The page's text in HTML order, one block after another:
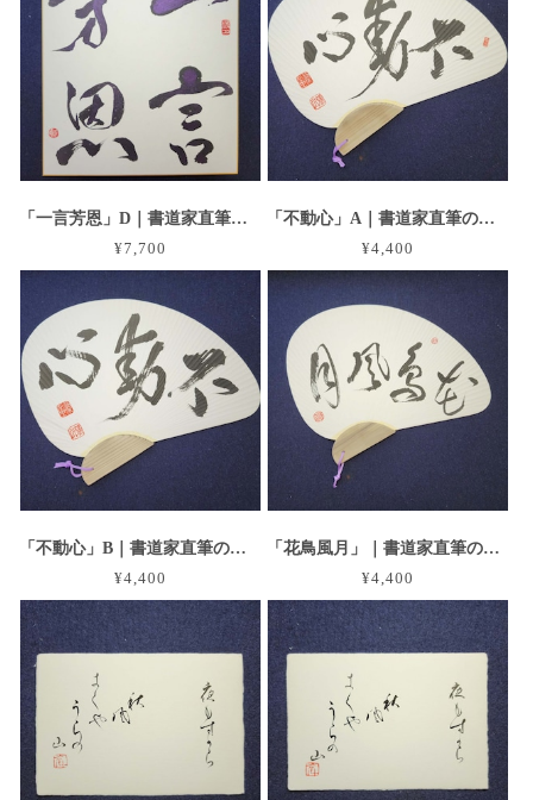
「一言芳恩」D｜書道家直筆の大色紙作品
¥7,700
「不動心」A｜書道家直筆の団扇・うちわ作品
¥4,400
「不動心」B｜書道家直筆の団扇・うちわ作品
¥4,400
「花鳥風月」｜書道家直筆の団扇・うちわ作品
¥4,400